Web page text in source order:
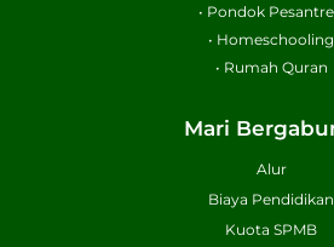
• Pondok
• Homeschooling
• Rumah Quran
Mari
Alur
Biaya Pendidikan
Kuota SPMB